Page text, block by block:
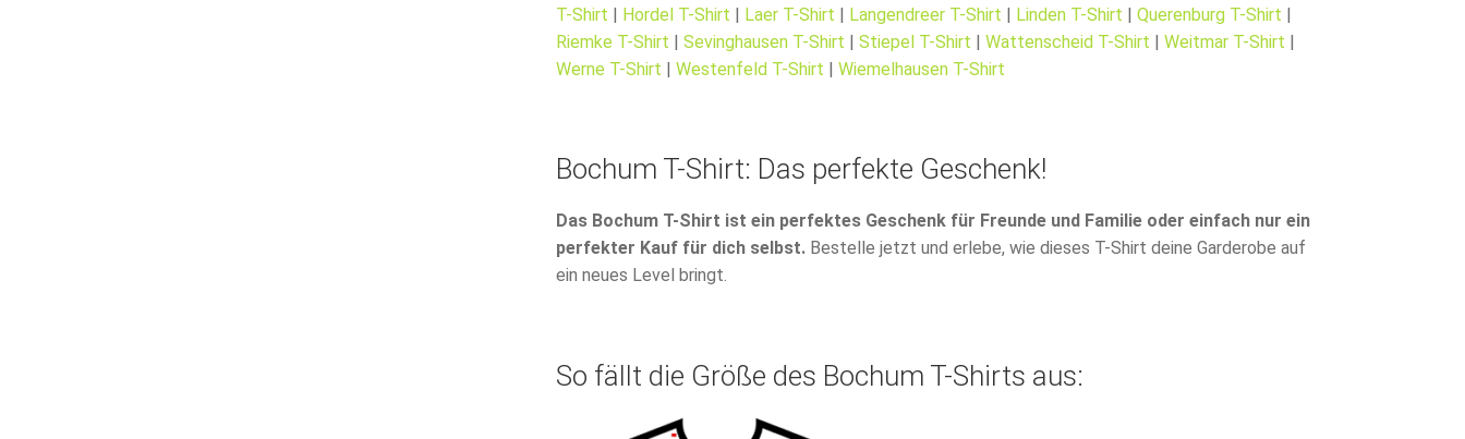
T-Shirt | Hordel T-Shirt | Laer T-Shirt | Langendreer T-Shirt | Linden T-Shirt |Querenburg T-Shirt |
Riemke T-Shirt |Sevinghausen T-Shirt |Stiepel T-Shirt |Wattenscheid T-Shirt |Weitmar T-Shirt |
Werne T-Shirt |Westenfeld T-Shirt |Wiemelhausen T-Shirt
Bochum T-Shirt: Das perfekte Geschenk!
Das Bochum T-Shirt ist ein perfektes Geschenk für Freunde und Familie oder einfach nur ein
perfekter Kauf für dich selbst. Bestelle jetzt und erlebe, wie dieses T-Shirt deine Garderobe auf
ein neues Level bringt.
So fällt die Größe des Bochum T-Shirts aus: